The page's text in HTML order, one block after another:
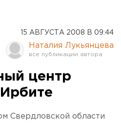
15 АВГУСТА 2008 В 09:44
Наталия Лукьянцева
центр
Свердловской области